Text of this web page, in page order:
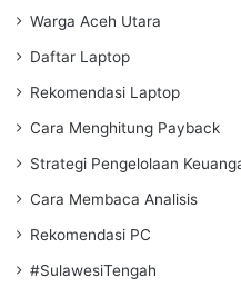
Warga Aceh Utara
Daftar Laptop
Rekomendasi Laptop
Cara Menghitung Payback
Strategi Pengelolaan
Cara Membaca Analisis
Rekomendasi PC
#SulawesiTengah